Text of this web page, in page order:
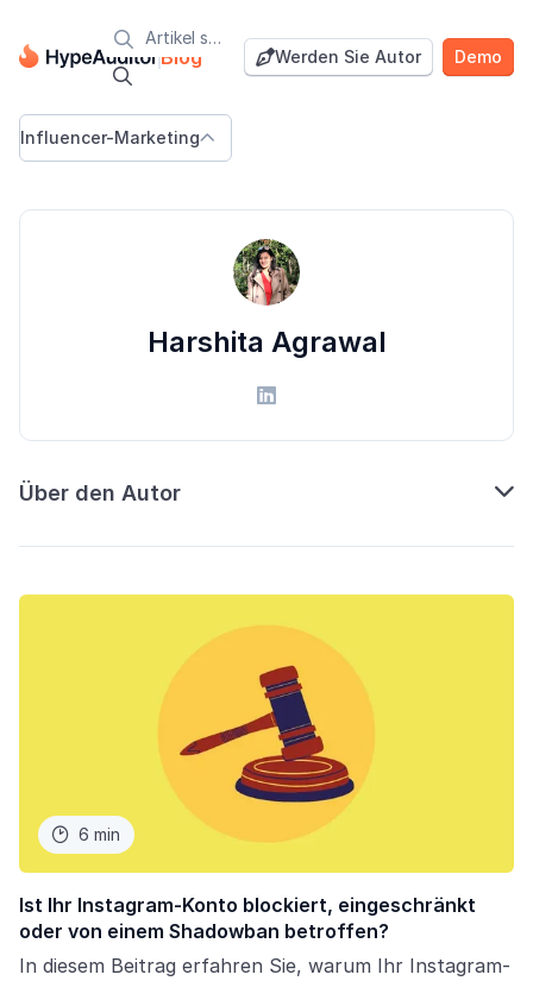
Blog


Werden Sie Autor Demo
Influencer-Marketing
Harshita Agrawal

Über den Autor 
 6 min
Ist Ihr Instagram-Konto blockiert, eingeschränkt
oder von einem Shadowban betroffen?
In diesem Beitrag erfahren Sie, warum Ihr Instagram-